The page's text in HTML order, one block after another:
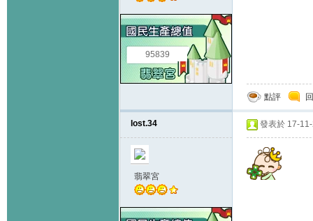
95839
點評
lost.34
翡翠宮
發表於 17-